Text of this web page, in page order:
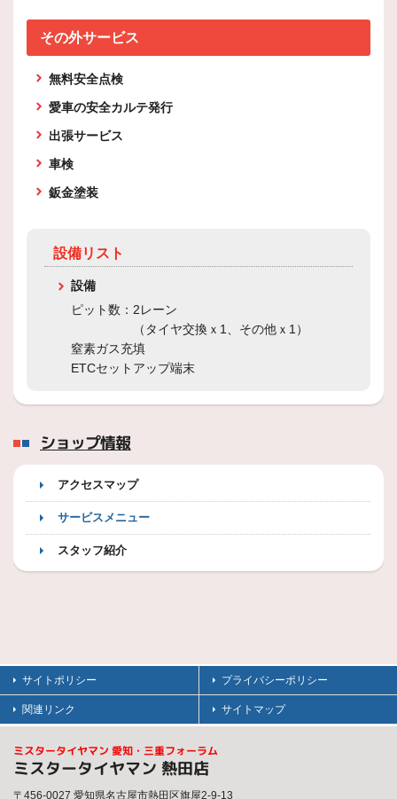
その外サービス
無料安全点検
愛車の安全カルテ発行
出張サービス
車検
鈑金塗装
設備リスト
設備
ピット数：2レーン
（タイヤ交換ｘ1、その他ｘ1）
窒素ガス充填
ETCセットアップ端末
ショップ情報
アクセスマップ
サービスメニュー
スタッフ紹介
サイトポリシー プライバシーポリシー
関連リンク サイトマップ
ミスタータイヤマン 愛知・三重フォーラム
ミスタータイヤマン 熱田店
〒456-0027 愛知県名古屋市熱田区旗屋2-9-13